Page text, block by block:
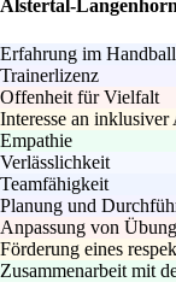
Alstertal-
Erfahrung im Handball
Trainerlizenz
Offenheit für Vielfalt
Interesse an inklusiver
Empathie
Verlässlichkeit
Teamfähigkeit
Planung und
Anpassung von
Förderung eines
Zusammenarbeit mit